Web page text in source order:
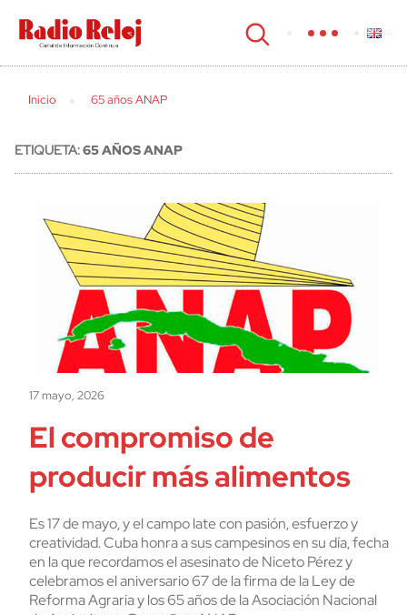
cerrar
Inicio 65 años ANAP
ETIQUETA:65 AÑOS ANAP
17 mayo, 2026
El compromiso de
producir más alimentos
Es 17 de mayo, y el campo late con pasión, esfuerzo y
creatividad. Cuba honra a sus campesinos en su día, fecha
en la que recordamos el asesinato de Niceto Pérez y
celebramos el aniversario 67 de la firma de la Ley de
Reforma Agraria y los 65 años de la Asociación Nacional